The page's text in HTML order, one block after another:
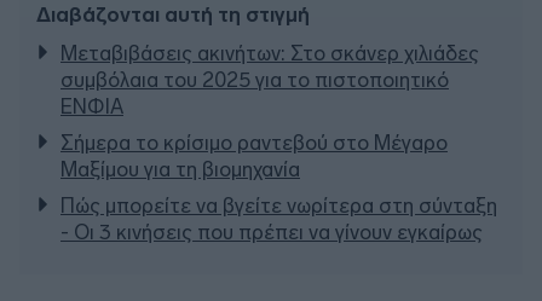
Διαβάζονται αυτή τη στιγμή
Μεταβιβάσεις ακινήτων: Στο σκάνερ χιλιάδες
συμβόλαια του 2025 για το πιστοποιητικό
ΕΝΦΙΑ
Σήμερα το κρίσιμο ραντεβού στο Μέγαρο
Μαξίμου για τη βιομηχανία
Πώς μπορείτε να βγείτε νωρίτερα στη σύνταξη
- Οι 3 κινήσεις που πρέπει να γίνουν εγκαίρως